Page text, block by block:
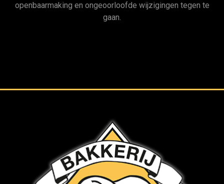
openbaarmaking en ongeoorloofde wijzigingen tegen te
gaan.